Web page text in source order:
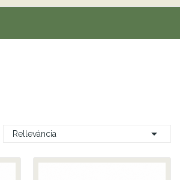
Rellevància 